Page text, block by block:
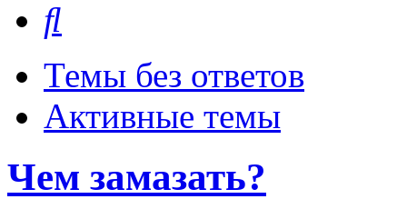
Темы без ответов
Активные темы
Чем замазать?